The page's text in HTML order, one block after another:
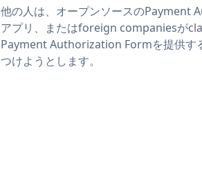
他の人は、オープンソースのPayment
アプリ、またはforeign companiesが
Payment Authorization Formを提供す
つけようとします。